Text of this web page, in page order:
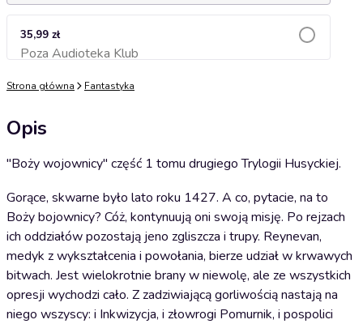
35,99 zł
Poza Audioteka KlubDodaj do koszyka
Strona główna Fantastyka
Opis
"Boży wojownicy" część 1 tomu drugiego Trylogii Husyckiej.
Gorące, skwarne było lato roku 1427. A co, pytacie, na to
Boży bojownicy? Cóż, kontynuują oni swoją misję. Po rejzach
ich oddziałów pozostają jeno zgliszcza i trupy. Reynevan,
medyk z wykształcenia i powołania, bierze udział w krwawych
bitwach. Jest wielokrotnie brany w niewolę, ale ze wszystkich
opresji wychodzi cało. Z zadziwiającą gorliwością nastają na
niego wszyscy: i Inkwizycja, i złowrogi Pomurnik, i pospolici